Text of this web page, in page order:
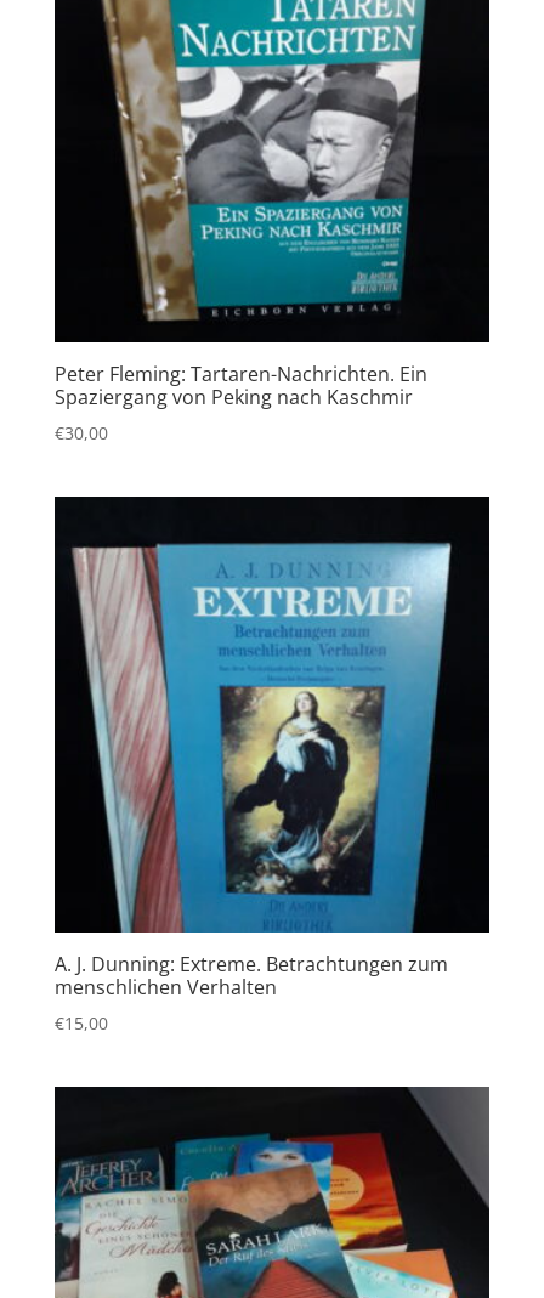
Peter Fleming: Tartaren-Nachrichten. Ein
Spaziergang von Peking nach Kaschmir
€30,00
A. J. Dunning: Extreme. Betrachtungen zum
menschlichen Verhalten
€15,00